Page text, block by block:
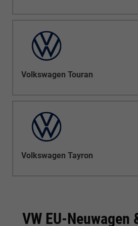
Volkswagen Touran
Volkswagen Tayron
VW EU-Neuwagen